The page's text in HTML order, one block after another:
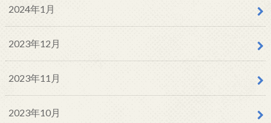
2024年1月
2023年12月
2023年11月
2023年10月